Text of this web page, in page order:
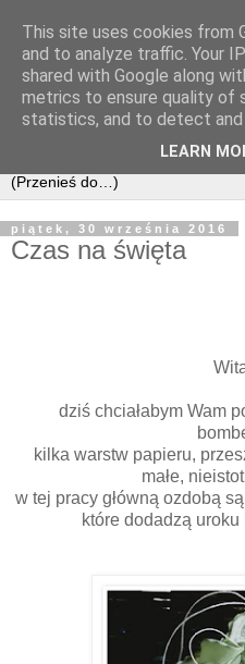
piątek, 30 września 2016
Czas na święta
dziś chciałabym Wam
kilka warstw papieru,
małe,
w tej pracy główną ozdobą
które dodadzą
This site uses cookies from
and to analyze traffic. Your
shared with Google along
metrics to ensure quality of
statistics, and to detect and
LEARN